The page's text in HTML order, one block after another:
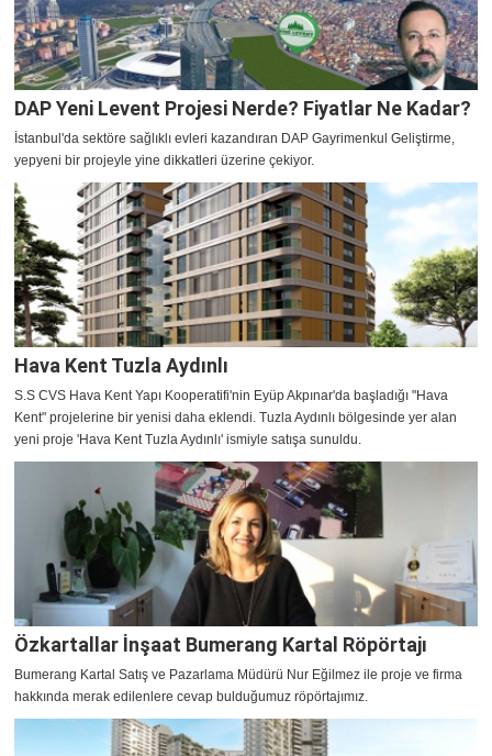
DAP Yeni Levent Projesi Nerde? Fiyatlar Ne Kadar?
İstanbul'da sektöre sağlıklı evleri kazandıran DAP Gayrimenkul Geliştirme,
yepyeni bir projeyle yine dikkatleri üzerine çekiyor.
Hava Kent Tuzla Aydınlı
S.S CVS Hava Kent Yapı Kooperatifi'nin Eyüp Akpınar'da başladığı "Hava
Kent" projelerine bir yenisi daha eklendi. Tuzla Aydınlı bölgesinde yer alan
yeni proje 'Hava Kent Tuzla Aydınlı' ismiyle satışa sunuldu.
Özkartallar İnşaat Bumerang Kartal Röpörtajı
Bumerang Kartal Satış ve Pazarlama Müdürü Nur Eğilmez ile proje ve firma
hakkında merak edilenlere cevap bulduğumuz röpörtajımız.